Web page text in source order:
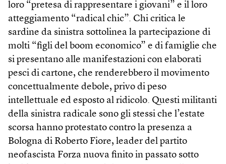
loro “pretesa di rappresentare i giovani” e il loro
atteggiamento “radical chic”. Chi critica le
sardine da sinistra sottolinea la partecipazione di
molti “figli del boom economico” e di famiglie che
si presentano alle manifestazioni con elaborati
pesci di cartone, che renderebbero il movimento
concettualmente debole, privo di peso
intellettuale ed esposto al ridicolo. Questi militanti
della sinistra radicale sono gli stessi che l’estate
scorsa hanno protestato contro la presenza a
Bologna di Roberto Fiore, leader del partito
neofascista Forza nuova finito in passato sotto